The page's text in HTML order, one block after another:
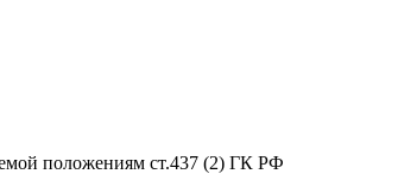
положениям ст.437 (2) ГК РФ